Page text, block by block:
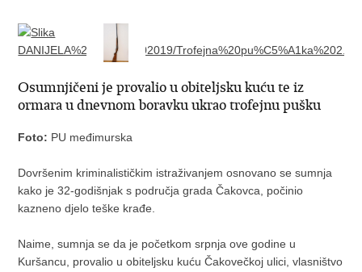
Osumnjičeni je provalio u obiteljsku kuću te iz
ormara u dnevnom boravku ukrao trofejnu pušku
Foto: PU međimurska
Dovršenim kriminalističkim istraživanjem osnovano se sumnja
kako je 32-godišnjak s područja grada Čakovca, počinio
kazneno djelo teške krađe.
Naime, sumnja se da je početkom srpnja ove godine u
Kuršancu, provalio u obiteljsku kuću Čakovečkoj ulici, vlasništvo